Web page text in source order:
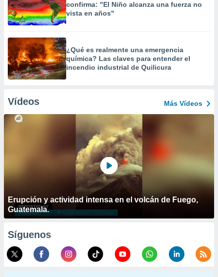
confirma: "El Niño alcanza una fuerza no
vista en años"
¿Qué es realmente una emergencia
química? Las claves para entender el
incendio industrial de Quilicura
Vídeos Más Vídeos
Erupción y actividad intensa en el volcán de Fuego,
Guatemala.
Síguenos